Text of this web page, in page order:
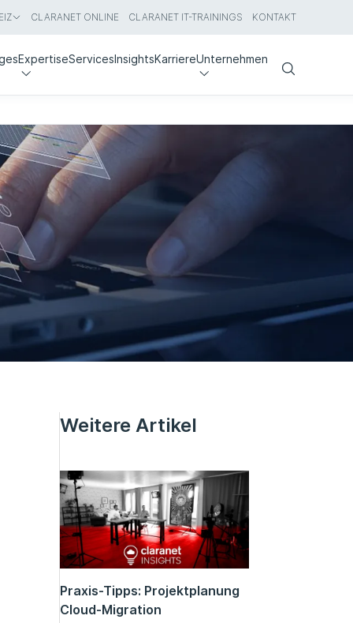
CLARANET ONLINE CLARANET IT-TRAININGS KONTAKT
ExpertiseServicesInsightsKarriereUnternehmen
Search
Weitere Artikel
Praxis-Tipps: Projektplanung
Cloud-Migration